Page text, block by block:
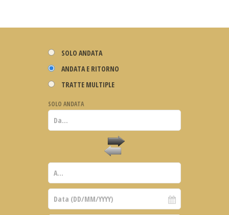
SOLO ANDATA
ANDATA E RITORNO
TRATTE MULTIPLE
SOLO ANDATA